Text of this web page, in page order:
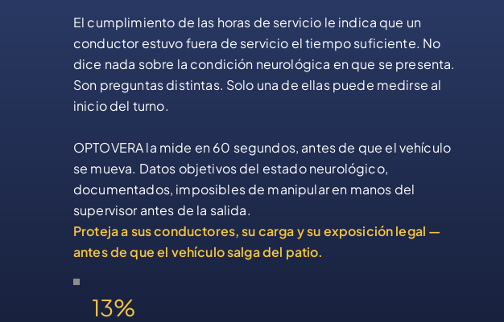
El cumplimiento de las horas de servicio le indica que un
conductor estuvo fuera de servicio el tiempo suficiente. No
dice nada sobre la condición neurológica en que se presenta.
Son preguntas distintas. Solo una de ellas puede medirse al
inicio del turno.
OPTOVERA la mide en 60 segundos, antes de que el vehículo
se mueva. Datos objetivos del estado neurológico,
documentados, imposibles de manipular en manos del
supervisor antes de la salida.
Proteja a sus conductores, su carga y su exposición legal —
antes de que el vehículo salga del patio.
13%